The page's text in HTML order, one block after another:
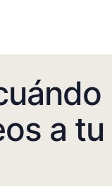
a tu